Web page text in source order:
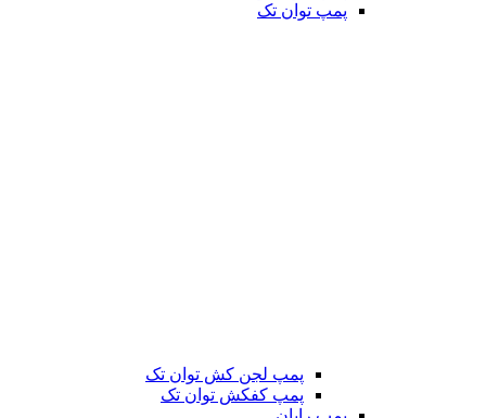
پمپ توان تک
پمپ لجن کش توان تک
پمپ کفکش توان تک